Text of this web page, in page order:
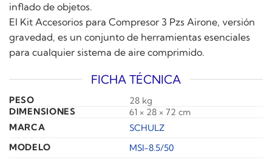
inflado de objetos.
El Kit Accesorios para Compresor 3 Pzs Airone, versión
gravedad, es un conjunto de herramientas esenciales
para cualquier sistema de aire comprimido.
FICHA TÉCNICA
PESO
28 kg
DIMENSIONES
61 × 28 × 72 cm
MARCA
SCHULZ
MODELO
MSI-8.5/50